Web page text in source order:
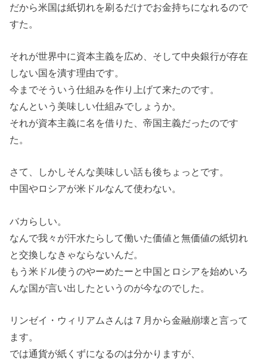
だから米国は紙切れを刷るだけでお金持ちになれるので
すた。
それが世界中に資本主義を広め、そして中央銀行が存在
しない国を潰す理由です。
今までそういう仕組みを作り上げて来たのです。
なんという美味しい仕組みでしょうか。
それが資本主義に名を借りた、帝国主義だったのです
た。
さて、しかしそんな美味しい話も後ちょっとです。
中国やロシアが米ドルなんて使わない。
バカらしい。
なんで我々が汗水たらして働いた価値と無価値の紙切れ
と交換しなきゃならないんだ。
もう米ドル使うのやーめたーと中国とロシアを始めいろ
んな国が言い出したというのが今なのでした。
リンゼイ・ウィリアムさんは７月から金融崩壊と言って
ます。
では通貨が紙くずになるのは分かりますが、